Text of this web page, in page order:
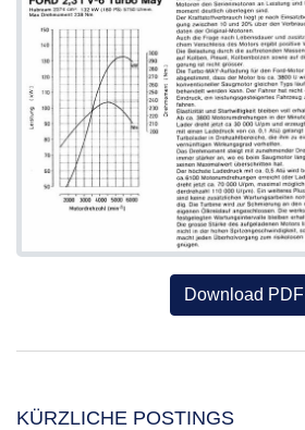
Download PDF
KÜRZLICHE POSTINGS